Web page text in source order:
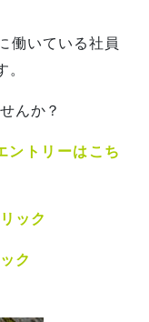
働いている社員
んか？
ントリーはこち
ック
ク